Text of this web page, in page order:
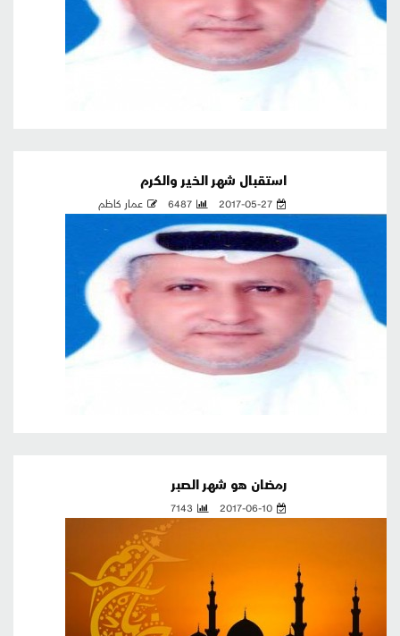
استقبال شهر الخير والكرم
2017-05-27
6487 عمار كاظم
رمضان هو شهر الصبر
2017-06-10
7143